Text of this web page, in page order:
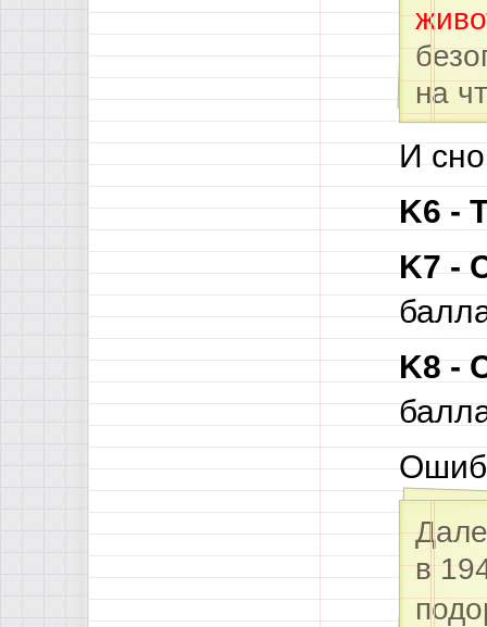
на
И
K6 -
K7 -
K8 -
в